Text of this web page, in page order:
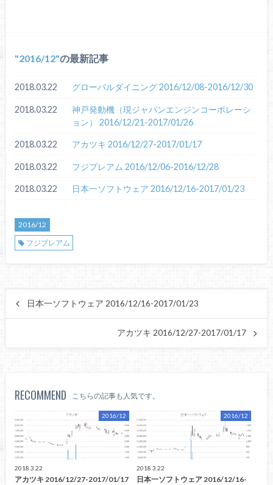
2016/12 の最新記事
2018.03.22 グローバルダイニング 2016/12/08-2016/12/30
2018.03.22
神戸発動機（現ジャパンエンジンコーポレーシ
ョン） 2016/12/21-2017/01/26
2018.03.22 アカツキ 2016/12/27-2017/01/17
2018.03.22 フジプレアム 2016/12/06-2016/12/28
2018.03.22 日本一ソフトウェア 2016/12/16-2017/01/23
2016/12
フジプレアム
日本一ソフトウェア 2016/12/16-2017/01/23
アカツキ 2016/12/27-2017/01/17
RECOMMEND こちらの記事も人気です。
2016/12
2018.3.22
アカツキ 2016/12/27-2017/01/17
2016/12
2018.3.22
日本一ソフトウェア 2016/12/16-